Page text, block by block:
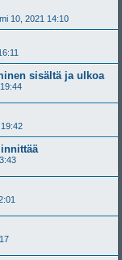
10, 2021 14:10
sisältä ja ulkoa